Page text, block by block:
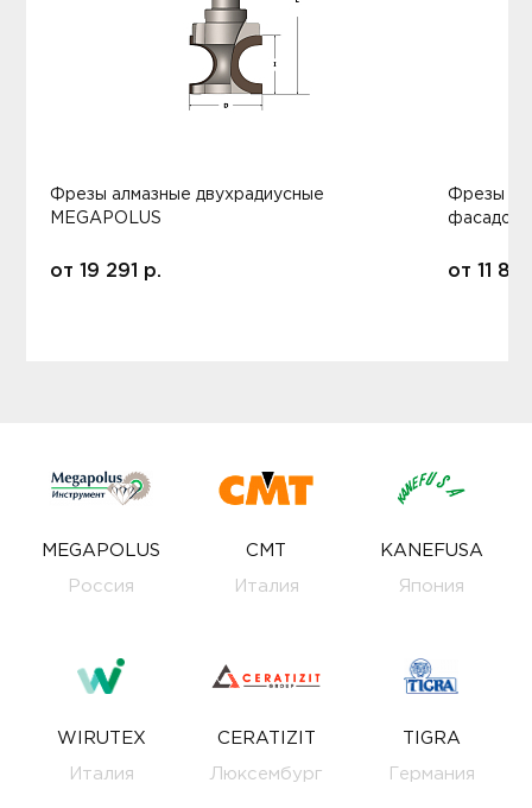
Фрезы алмазные двухрадиусные
MEGAPOLUS
от 19 291 р.
Фрезы
фасадов
от 11
MEGAPOLUS
Россия
CMT
Италия
KANEFUSA
Япония
WIRUTEX
Италия
CERATIZIT
Люксембург
TIGRA
Германия